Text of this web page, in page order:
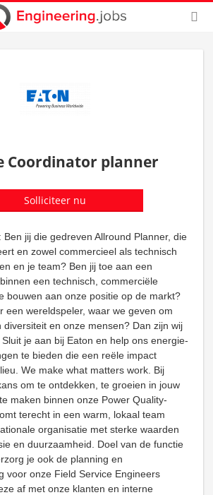
Coordinator planner
Solliciteer nu
Ben jij die gedreven Allround Planner, die
en zowel commercieel als technisch
en je team? Ben jij toe aan een
een technisch, commerciële
bouwen aan onze positie op de markt?
een wereldspeler, waar we geven om
diversiteit en onze mensen? Dan zijn wij
je aan bij Eaton en help ons energie-
te bieden die een reële impact
We make what matters work. Bij
om te ontdekken, te groeien in jouw
maken binnen onze Power Quality-
terecht in een warm, lokaal team
organisatie met sterke waarden
en duurzaamheid. Doel van de functie
je ook de planning en
voor onze Field Service Engineers
af met onze klanten en interne